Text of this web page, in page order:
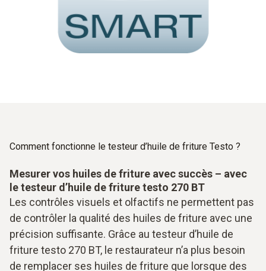
Comment fonctionne le testeur d’huile de friture Testo ?
Mesurer vos huiles de friture avec succès – avec
le testeur d’huile de friture testo 270 BT
Les contrôles visuels et olfactifs ne permettent pas
de contrôler la qualité des huiles de friture avec une
précision suffisante. Grâce au testeur d’huile de
friture testo 270 BT, le restaurateur n’a plus besoin
de remplacer ses huiles de friture que lorsque des